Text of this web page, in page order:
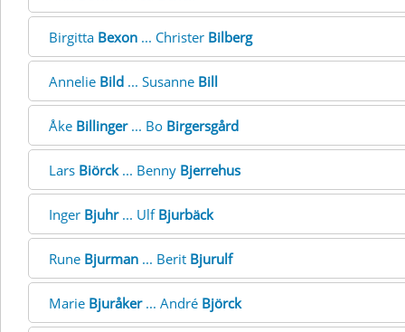
Birgitta Bexon ... Christer Bilberg
Annelie Bild ... Susanne Bill
Åke Billinger... Bo Birgersgård
Lars Biörck... Benny Bjerrehus
Inger Bjuhr... Ulf Bjurbäck
Rune Bjurman ... Berit Bjurulf
Marie Bjuråker... André Björck